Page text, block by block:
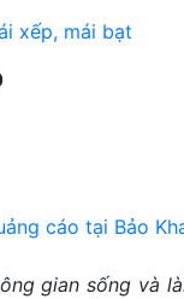
xếp, mái bạt
gian sống và